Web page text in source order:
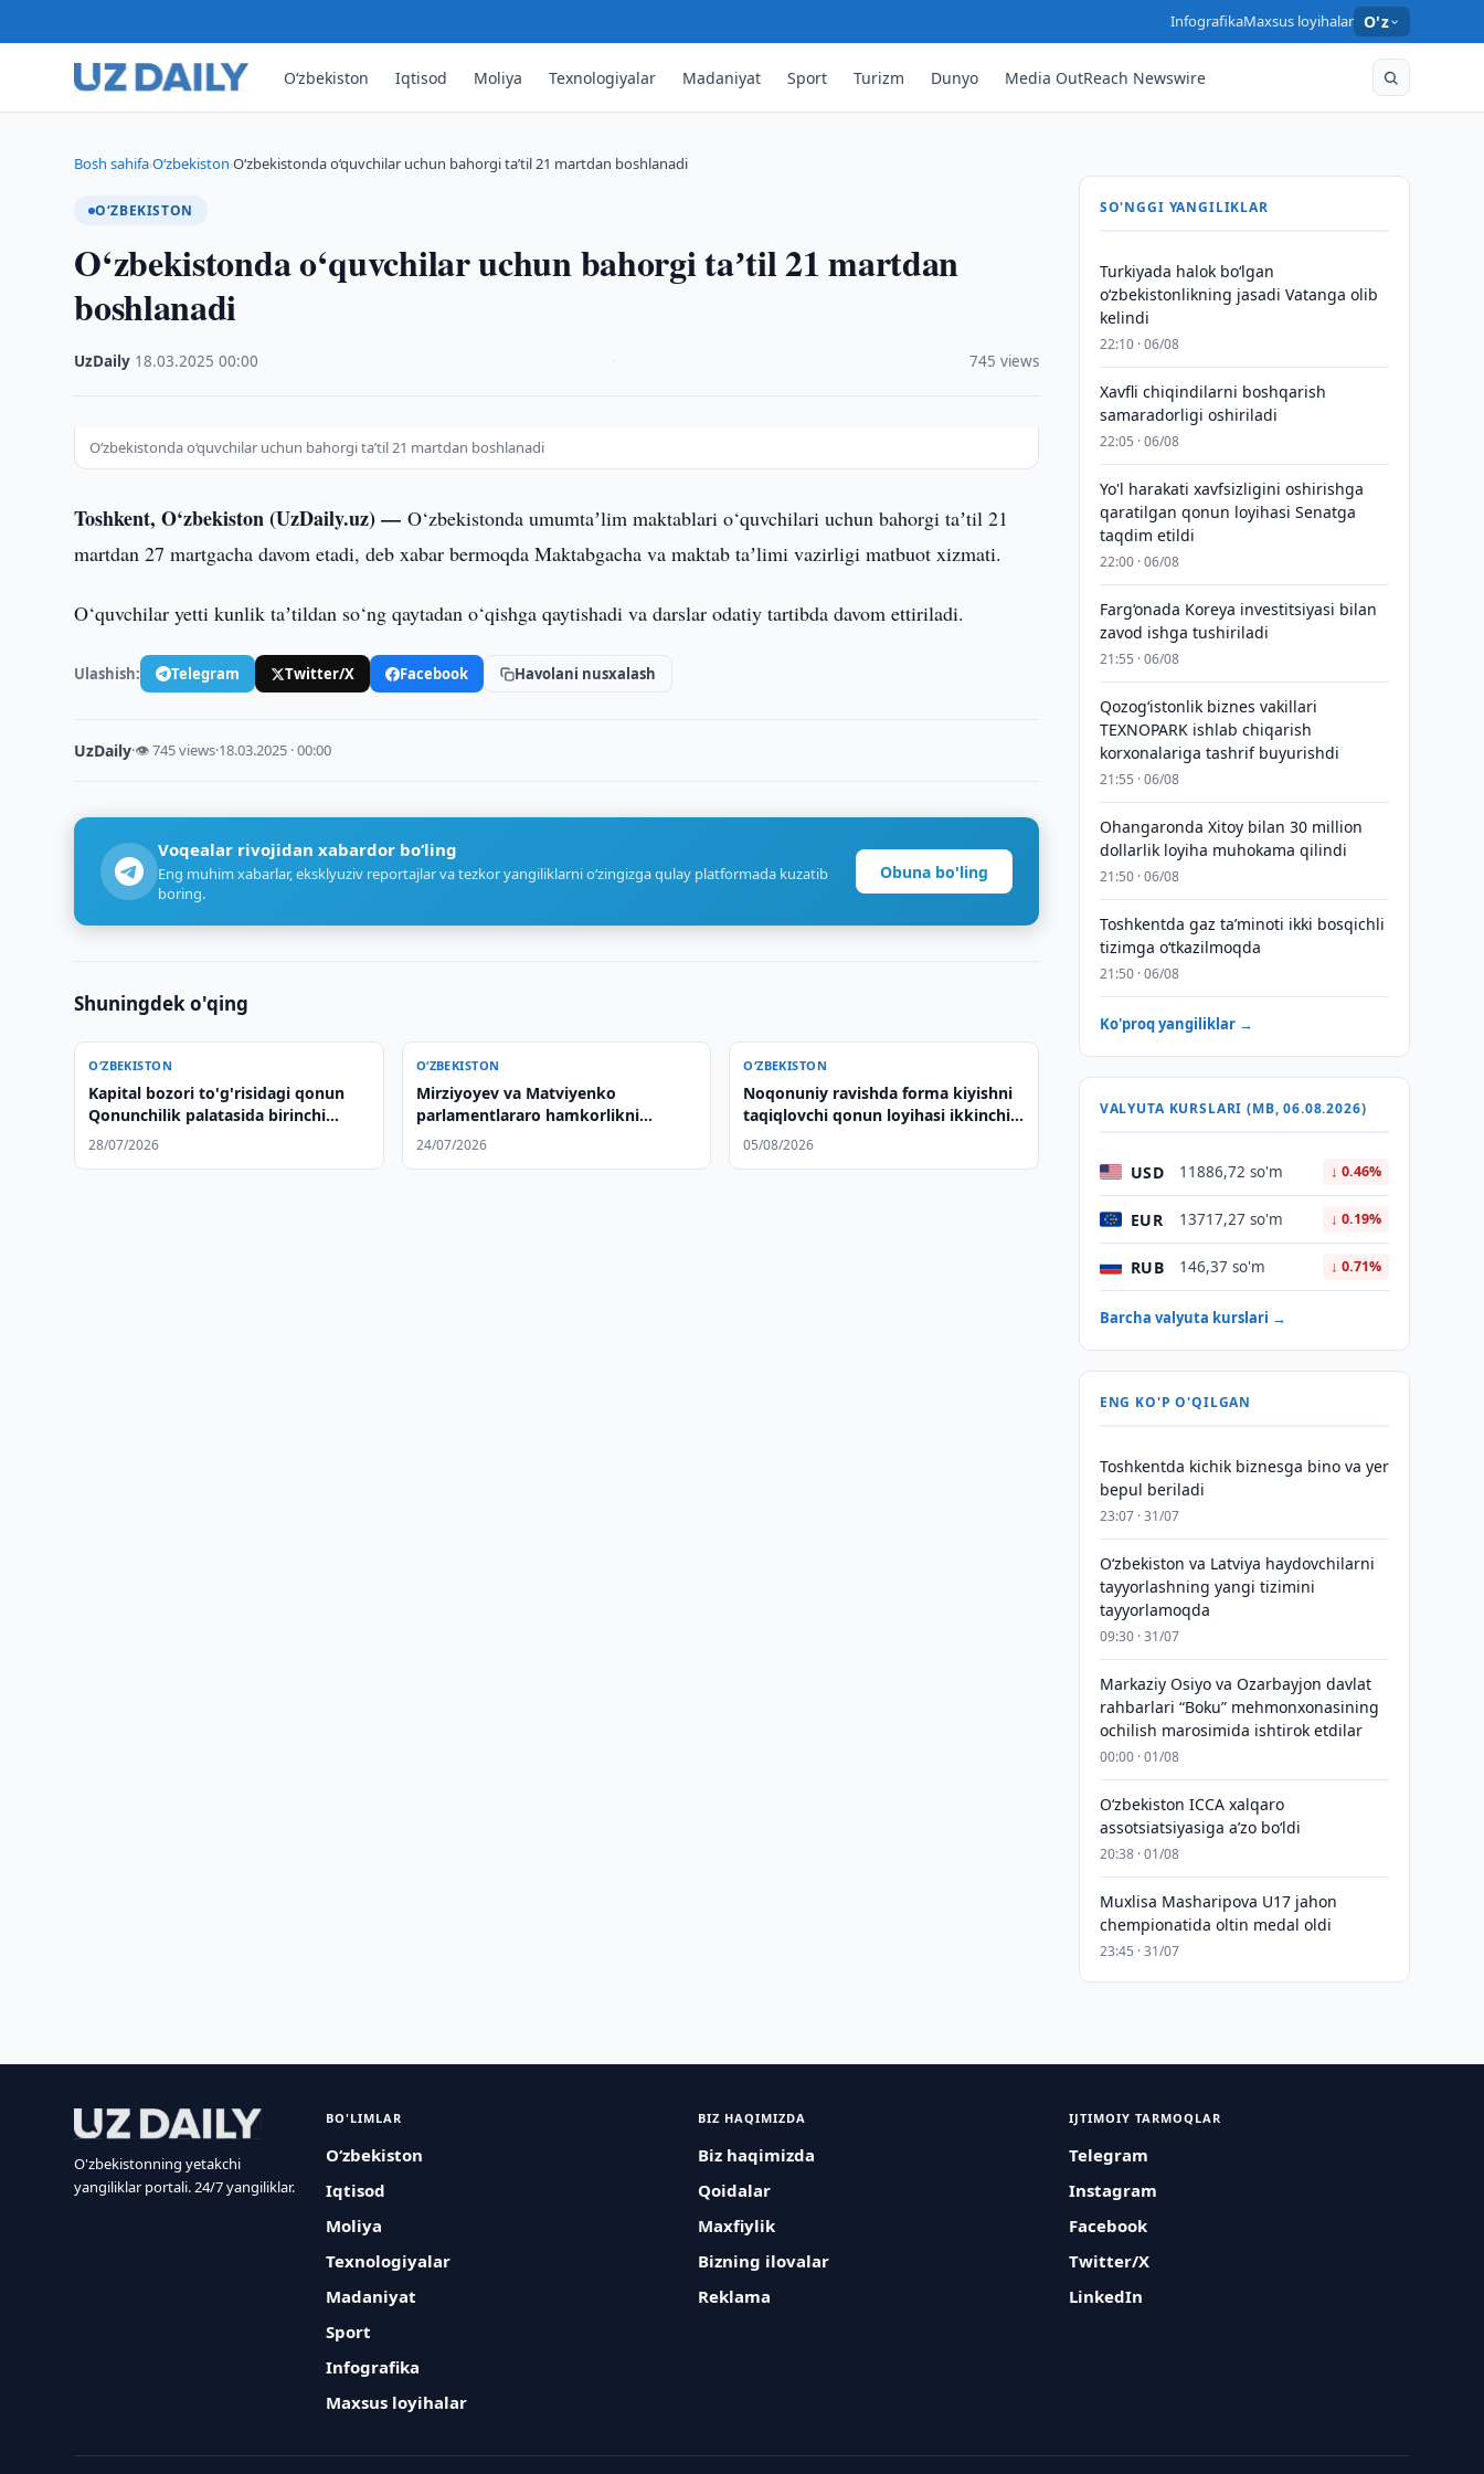
InfografikaMaxsus loyihalar O'z
O‘zbekiston Iqtisod Moliya Texnologiyalar Madaniyat Sport Turizm Dunyo Media OutReach Newswire
Bosh sahifa›O‘zbekiston›O‘zbekistonda o‘quvchilar uchun bahorgi taʼtil 21 martdan boshlanadi
O‘ZBEKISTON
O‘zbekistonda o‘quvchilar uchun bahorgi taʼtil 21 martdan
boshlanadi
UzDaily 18.03.2025 ·00:00 745 views
O‘zbekistonda o‘quvchilar uchun bahorgi taʼtil 21 martdan boshlanadi
Toshkent, O‘zbekiston (UzDaily.uz) —O‘zbekistonda umumtaʼlim maktablari o‘quvchilari uchun bahorgi taʼtil 21
martdan 27 martgacha davom etadi, deb xabar bermoqda Maktabgacha va maktab taʼlimi vazirligi matbuot xizmati.
O‘quvchilar yetti kunlik taʼtildan so‘ng qaytadan o‘qishga qaytishadi va darslar odatiy tartibda davom ettiriladi.
Ulashish: Telegram Twitter/X Facebook Havolani nusxalash
UzDaily·👁 745 views·18.03.2025 · 00:00
Voqealar rivojidan xabardor bo‘ling
Eng muhim xabarlar, eksklyuziv reportajlar va tezkor yangiliklarni o‘zingizga qulay platformada kuzatib
boring.
Obuna bo'ling
Shuningdek o'qing
O‘ZBEKISTON
Kapital bozori to'g'risidagi qonun
Qonunchilik palatasida birinchi
o'qishda qabul qilindi
28/07/2026
O‘ZBEKISTON
Mirziyoyev va Matviyenko
parlamentlararo hamkorlikni
muhokama qildi
24/07/2026
O‘ZBEKISTON
Noqonuniy ravishda forma kiyishni
taqiqlovchi qonun loyihasi ikkinchi
o'qishda qabul qilindi
05/08/2026
SO'NGGI YANGILIKLAR
Turkiyada halok bo‘lgan
o‘zbekistonlikning jasadi Vatanga olib
kelindi
22:10 · 06/08
Xavfli chiqindilarni boshqarish
samaradorligi oshiriladi
22:05 · 06/08
Yo'l harakati xavfsizligini oshirishga
qaratilgan qonun loyihasi Senatga
taqdim etildi
22:00 · 06/08
Farg‘onada Koreya investitsiyasi bilan
zavod ishga tushiriladi
21:55 · 06/08
Qozogʻistonlik biznes vakillari
TEXNOPARK ishlab chiqarish
korxonalariga tashrif buyurishdi
21:55 · 06/08
Ohangaronda Xitoy bilan 30 million
dollarlik loyiha muhokama qilindi
21:50 · 06/08
Toshkentda gaz taʼminoti ikki bosqichli
tizimga o‘tkazilmoqda
21:50 · 06/08
Ko'proq yangiliklar →
VALYUTA KURSLARI (MB, 06.08.2026)
USD 11886,72 so'm ↓ 0.46%
EUR 13717,27 so'm ↓ 0.19%
RUB 146,37 so'm ↓ 0.71%
Barcha valyuta kurslari →
ENG KO'P O'QILGAN
Toshkentda kichik biznesga bino va yer
bepul beriladi
23:07 · 31/07
Oʻzbekiston va Latviya haydovchilarni
tayyorlashning yangi tizimini
tayyorlamoqda
09:30 · 31/07
Markaziy Osiyo va Ozarbayjon davlat
rahbarlari “Boku” mehmonxonasining
ochilish marosimida ishtirok etdilar
00:00 · 01/08
O‘zbekiston ICCA xalqaro
assotsiatsiyasiga aʼzo bo‘ldi
20:38 · 01/08
Muxlisa Masharipova U17 jahon
chempionatida oltin medal oldi
23:45 · 31/07
O'zbekistonning yetakchi
yangiliklar portali. 24/7 yangiliklar.
BO'LIMLAR
O‘zbekiston
Iqtisod
Moliya
Texnologiyalar
Madaniyat
Sport
Infografika
Maxsus loyihalar
BIZ HAQIMIZDA
Biz haqimizda
Qoidalar
Maxfiylik
Bizning ilovalar
Reklama
IJTIMOIY TARMOQLAR
Telegram
Instagram
Facebook
Twitter/X
LinkedIn